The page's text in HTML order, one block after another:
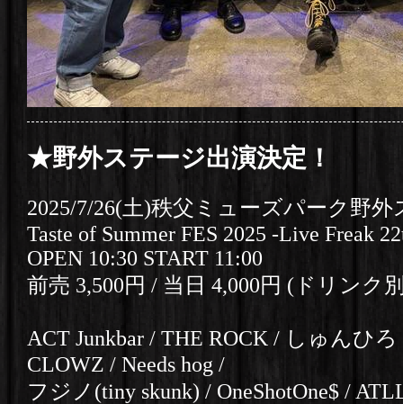
★野外ステージ出演決定！
2025/7/26(土)秩父ミューズパーク野外
Taste of Summer FES 2025 -Live Freak
OPEN 10:30 START 11:00
前売 3,500円 / 当日 4,000円 (ドリンク
ACT Junkbar / THE ROCK / しゅんひ
CLOWZ / Needs hog /
フジノ(tiny skunk) / OneShotOne$ /